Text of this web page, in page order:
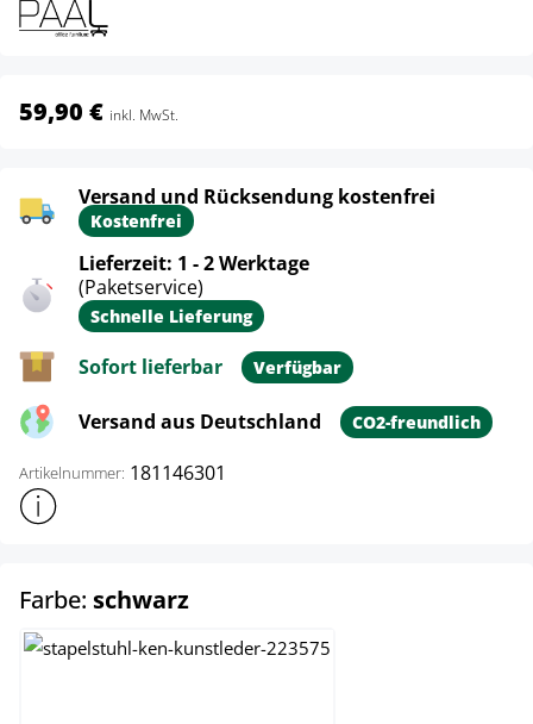
59,90 € inkl. MwSt.
Versand und Rücksendung kostenfrei
Kostenfrei
Lieferzeit: 1 - 2 Werktage
(Paketservice)
Schnelle Lieferung
Sofort lieferbar Verfügbar
Versand aus Deutschland CO2-freundlich
Artikelnummer: 181146301
Weitere Produktinformationen anzeigen
Farbe: schwarzauswählen